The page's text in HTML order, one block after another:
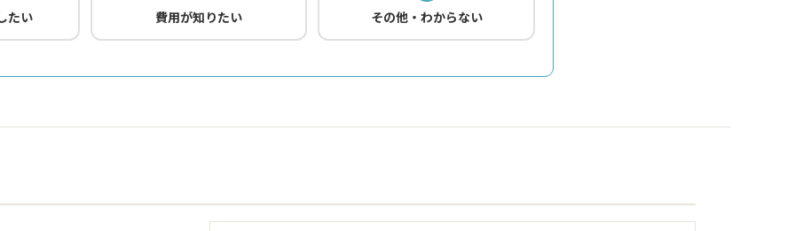
たい 費用が知りたい その他・わからない